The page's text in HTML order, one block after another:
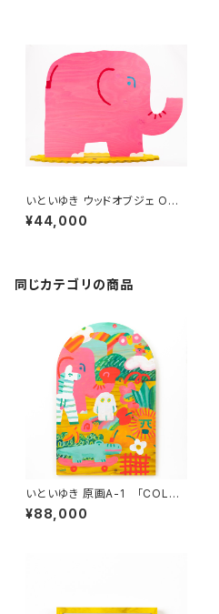
いといゆき ウッドオブジェ OG-
2 「ぞう」
¥44,000
同じカテゴリの商品
いといゆき 原画A-1 「COLOR
S」
¥88,000